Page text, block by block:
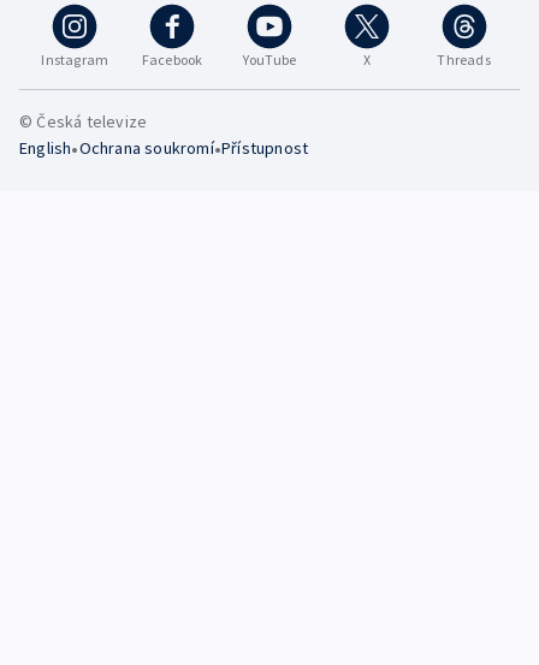
Instagram Facebook YouTube X Threads
© Česká televize
English•Ochrana soukromí•Přístupnost